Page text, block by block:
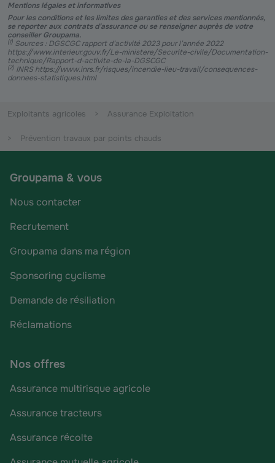
Mentions légales et informatives
Pour les conditions et les limites des garanties et des services mentionnés,
se reporter aux contrats d’assurance ou se renseigner auprès de votre
conseiller Groupama.
(1) Sources : DGSCGC rapport d’activité 2023 pour l’année 2022
https://www.interieur.gouv.fr/Le-ministere/Securite-civile/Documentation-
technique/Rapport-d-activite-de-la-DGSCGC
(2) INRS https://www.inrs.fr/risques/incendie-lieu-travail/consequences-
donnees-statistiques.html
Exploitants agricoles Assurance Exploitation
Prévention travaux par points chauds
Groupama & vous
Nous contacter
Recrutement
Groupama dans ma région
Sponsoring cyclisme
Demande de résiliation
Réclamations
Nos offres
Assurance multirisque agricole
Assurance tracteurs
Assurance récolte